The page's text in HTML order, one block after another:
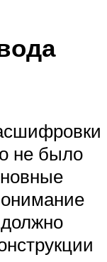
не было